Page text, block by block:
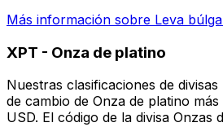
Más información sobre Leva
XPT - Onza de platino
Nuestras clasificaciones de
de cambio de Onza de platino
USD. El código de la divisa Onzas